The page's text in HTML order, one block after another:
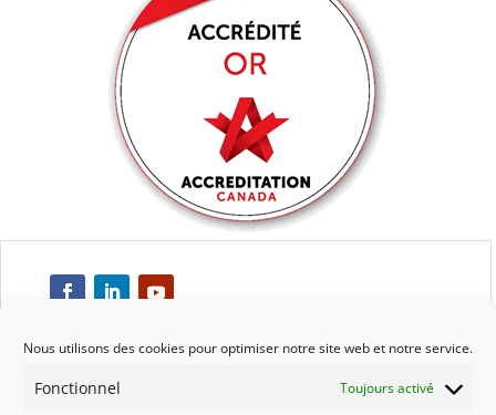
Nous utilisons des cookies pour optimiser notre site web et notre service.
Fonctionnel Toujours activé
Respect